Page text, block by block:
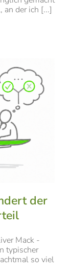
an der ich [...]
der
Mack -
typischer
so viel